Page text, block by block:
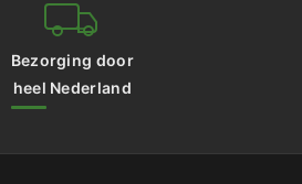
Bezorging door
heel Nederland